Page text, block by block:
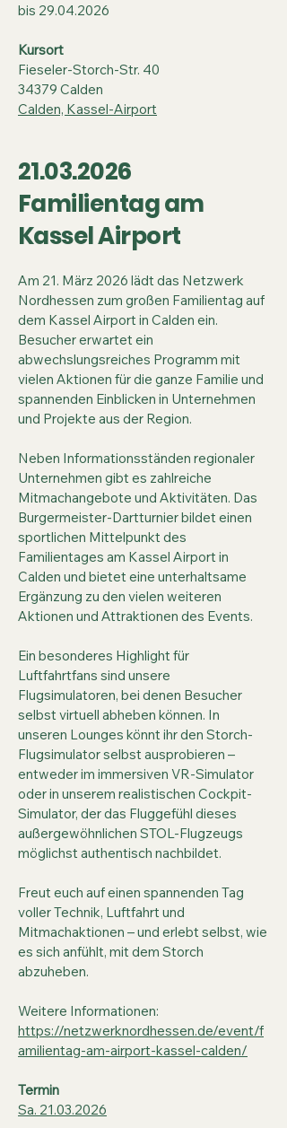
bis 29.04.2026
Kursort
Fieseler-Storch-Str. 40
34379 Calden
Calden, Kassel-Airport
21.03.2026
Familientag am
Kassel Airport
Am 21. März 2026 lädt das Netzwerk
Nordhessen zum großen Familientag auf
dem Kassel Airport in Calden ein.
Besucher erwartet ein
abwechslungsreiches Programm mit
vielen Aktionen für die ganze Familie und
spannenden Einblicken in Unternehmen
und Projekte aus der Region.
Neben Informationsständen regionaler
Unternehmen gibt es zahlreiche
Mitmachangebote und Aktivitäten. Das
Burgermeister-Dartturnier bildet einen
sportlichen Mittelpunkt des
Familientages am Kassel Airport in
Calden und bietet eine unterhaltsame
Ergänzung zu den vielen weiteren
Aktionen und Attraktionen des Events.
Ein besonderes Highlight für
Luftfahrtfans sind unsere
Flugsimulatoren, bei denen Besucher
selbst virtuell abheben können. In
unseren Lounges könnt ihr den Storch-
Flugsimulator selbst ausprobieren –
entweder im immersiven VR-Simulator
oder in unserem realistischen Cockpit-
Simulator, der das Fluggefühl dieses
außergewöhnlichen STOL-Flugzeugs
möglichst authentisch nachbildet.
Freut euch auf einen spannenden Tag
voller Technik, Luftfahrt und
Mitmachaktionen – und erlebt selbst, wie
es sich anfühlt, mit dem Storch
abzuheben.
Weitere Informationen:
https://netzwerknordhessen.de/event/f
amilientag-am-airport-kassel-calden/
Termin
Sa. 21.03.2026